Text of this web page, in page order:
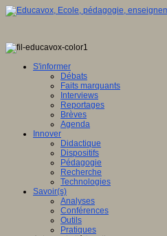
S'informer
Débats
Faits marquants
Interviews
Reportages
Brèves
Agenda
Innover
Didactique
Dispositifs
Pédagogie
Recherche
Technologies
Savoir(s)
Analyses
Conférences
Outils
Pratiques